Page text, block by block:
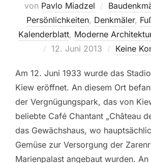
von Pavlo Miadzel
Persönlichkeiten, Denkmäler,
Kalenderblatt, Moderne
Veröffentlicht
12. Juni 2013 Keine
Am 12. Juni 1933 wurde das
Kiew eröffnet. An diesem Ort
der Vergnügungspark, das von
beliebte Café Chantant „Château
das Gewächshaus, wo
Gemüse zur Versorgung der
Marienpalast angebaut wurden. An